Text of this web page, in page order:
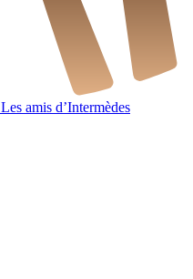
Les amis d’Intermèdes